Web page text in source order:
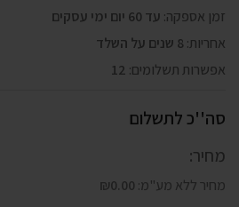
זמן אספקה: עד 60 יום ימי עסקים
אחריות: 8 שנים על השלד
אפשרות תשלומים: 12
סה''כ לתשלום
מחיר:
מחיר ללא מע"מ: ₪0.00